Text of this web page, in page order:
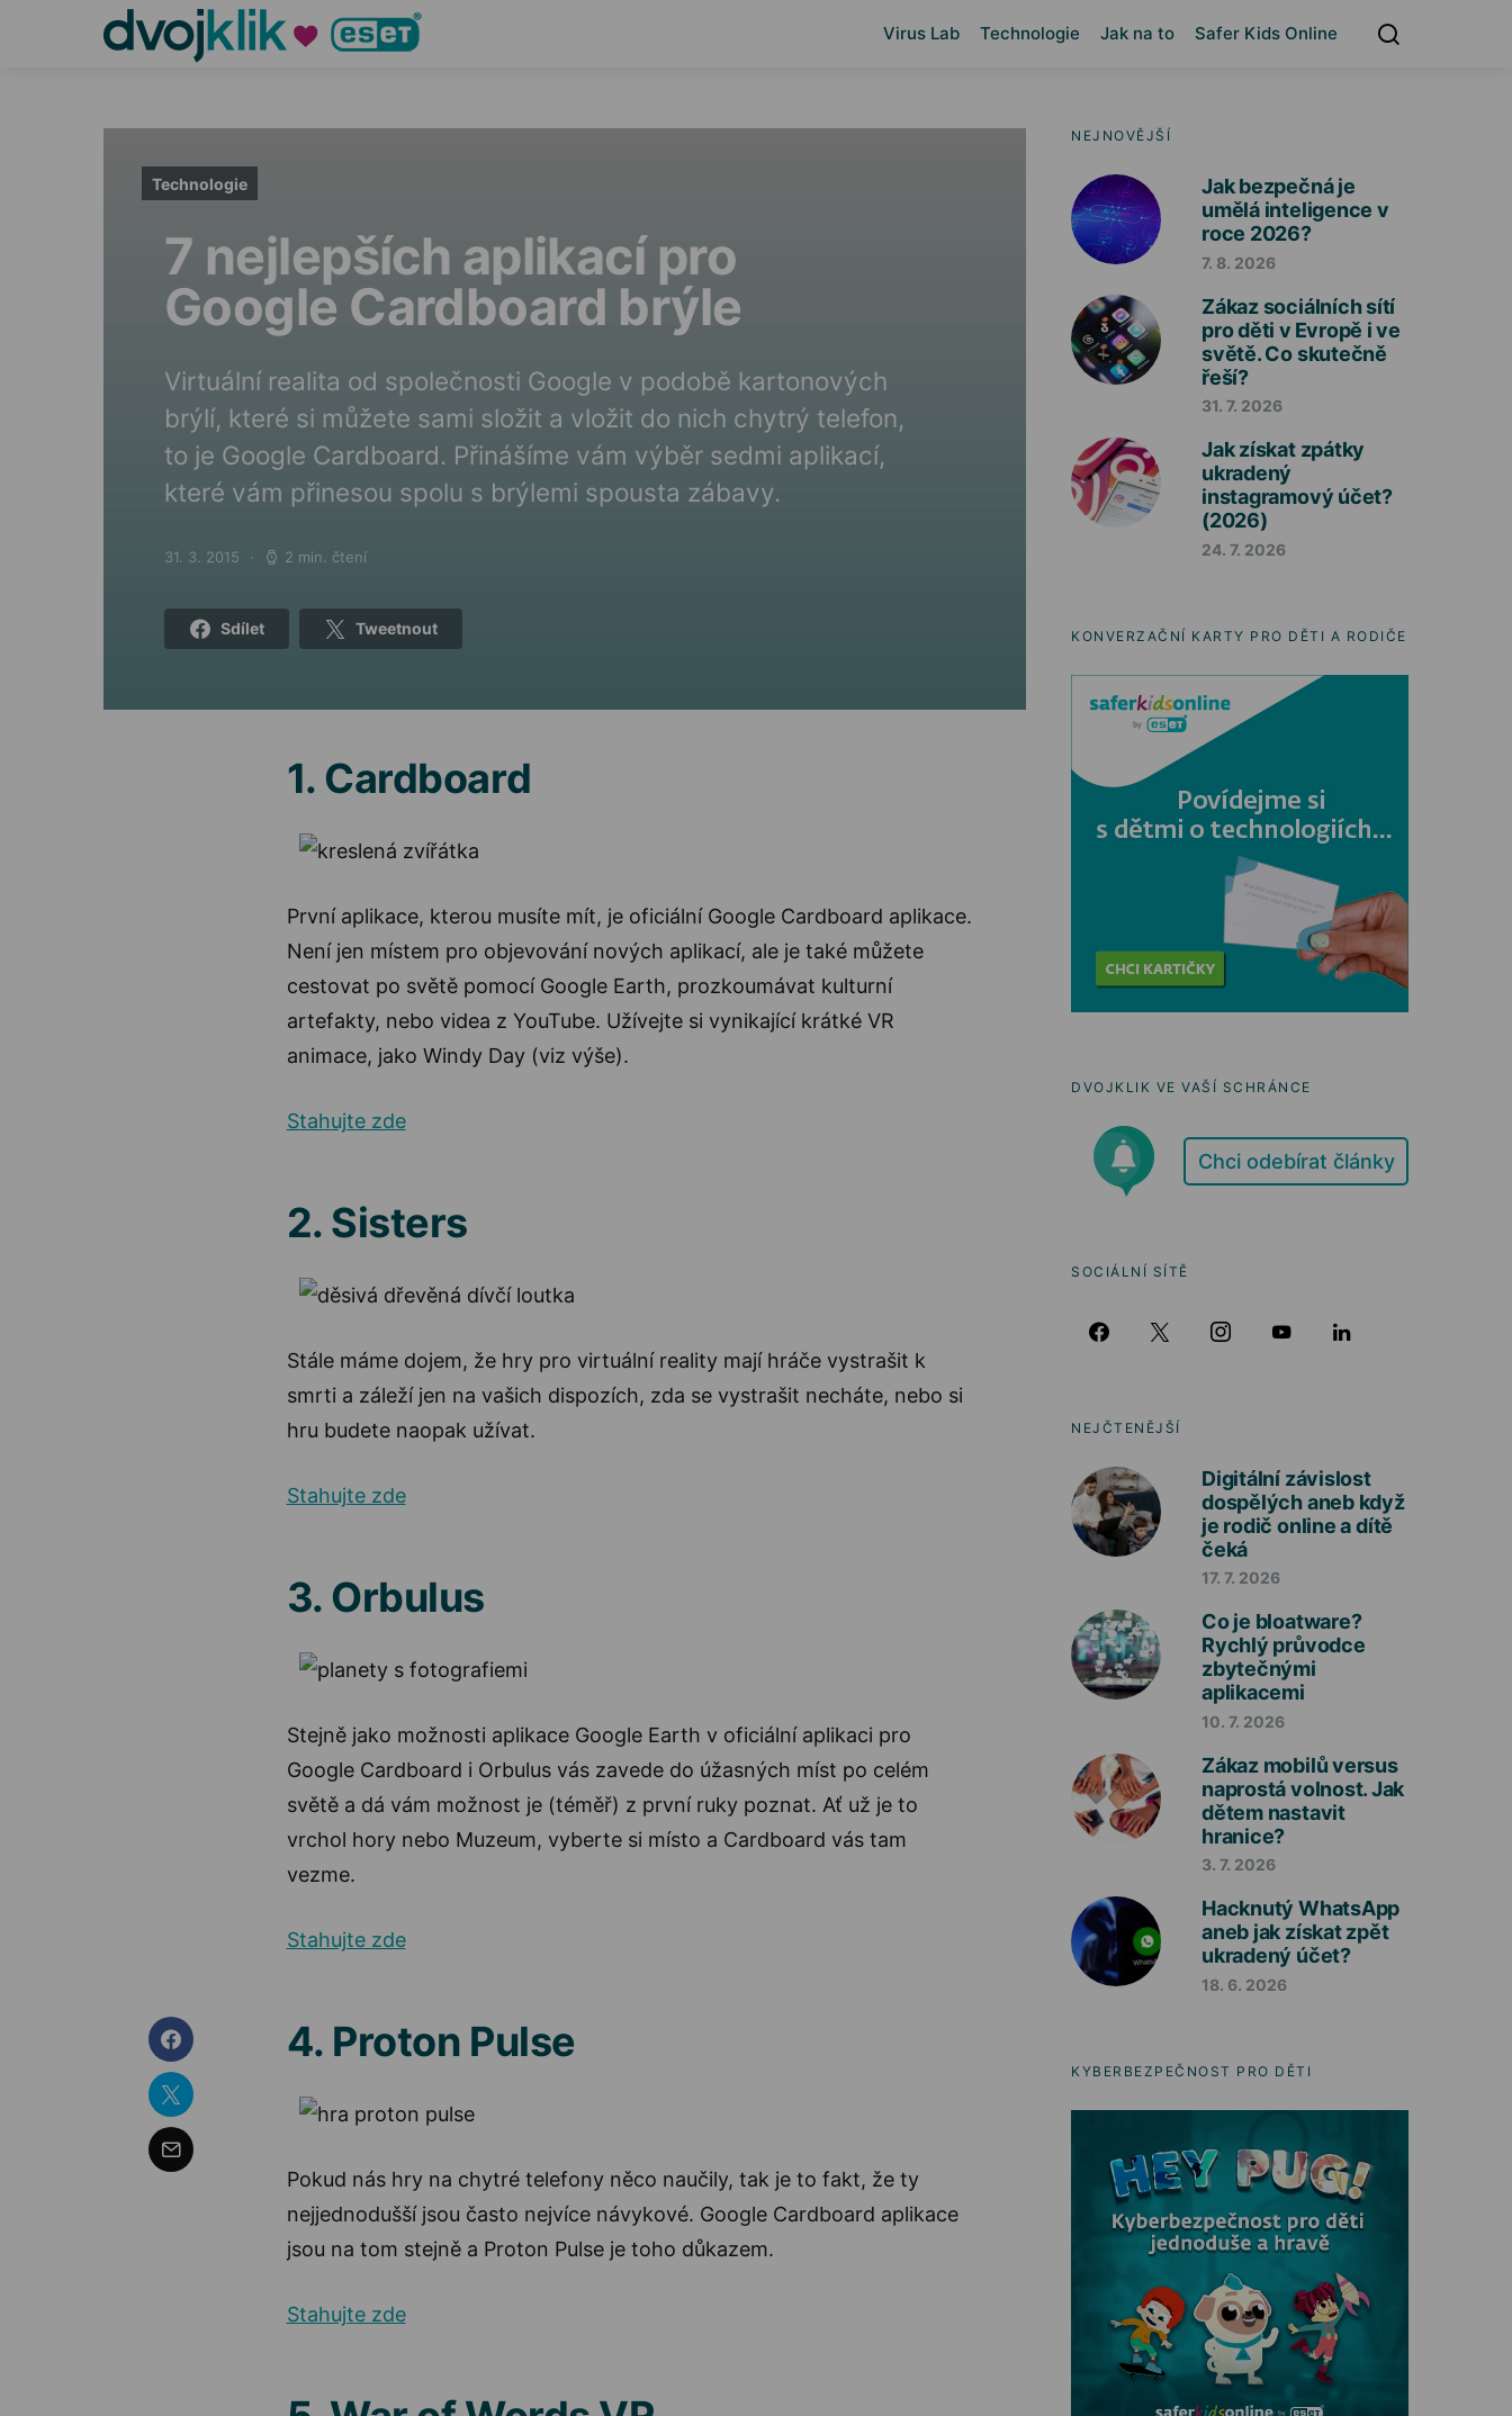
Virus Lab Technologie Jak na to Safer Kids Online
Technologie
7 nejlepších aplikací pro
Google Cardboard brýle
Virtuální realita od společnosti Google v podobě kartonových
brýlí, které si můžete sami složit a vložit do nich chytrý telefon,
to je Google Cardboard. Přinášíme vám výběr sedmi aplikací,
které vám přinesou spolu s brýlemi spousta zábavy.
Posted on
31. 3. 2015 2 min. čtení
Sdílet Tweetnout
1. Cardboard
První aplikace, kterou musíte mít, je oficiální Google Cardboard aplikace.
Není jen místem pro objevování nových aplikací, ale je také můžete
cestovat po světě pomocí Google Earth, prozkoumávat kulturní
artefakty, nebo videa z YouTube. Užívejte si vynikající krátké VR
animace, jako Windy Day (viz výše).
Stahujte zde
2. Sisters
Stále máme dojem, že hry pro virtuální reality mají hráče vystrašit k
smrti a záleží jen na vašich dispozích, zda se vystrašit necháte, nebo si
hru budete naopak užívat.
Stahujte zde
3. Orbulus
Stejně jako možnosti aplikace Google Earth v oficiální aplikaci pro
Google Cardboard i Orbulus vás zavede do úžasných míst po celém
světě a dá vám možnost je (téměř) z první ruky poznat. Ať už je to
vrchol hory nebo Muzeum, vyberte si místo a Cardboard vás tam
vezme.
Stahujte zde
4. Proton Pulse
Pokud nás hry na chytré telefony něco naučily, tak je to fakt, že ty
nejjednodušší jsou často nejvíce návykové. Google Cardboard aplikace
jsou na tom stejně a Proton Pulse je toho důkazem.
Stahujte zde
NEJNOVĚJŠÍ
Jak bezpečná je
umělá inteligence v
roce 2026?
7. 8. 2026
Zákaz sociálních sítí
pro děti v Evropě i ve
světě. Co skutečně
řeší?
31. 7. 2026
Jak získat zpátky
ukradený
instagramový účet?
(2026)
24. 7. 2026
KONVERZAČNÍ KARTY PRO DĚTI A RODIČE
DVOJKLIK VE VAŠÍ SCHRÁNCE
Chci odebírat články
SOCIÁLNÍ SÍTĚ
NEJČTENĚJŠÍ
Digitální závislost
dospělých aneb když
je rodič online a dítě
čeká
17. 7. 2026
Co je bloatware?
Rychlý průvodce
zbytečnými
aplikacemi
10. 7. 2026
Zákaz mobilů versus
naprostá volnost. Jak
dětem nastavit
hranice?
3. 7. 2026
Hacknutý WhatsApp
aneb jak získat zpět
ukradený účet?
18. 6. 2026
KYBERBEZPEČNOST PRO DĚTI